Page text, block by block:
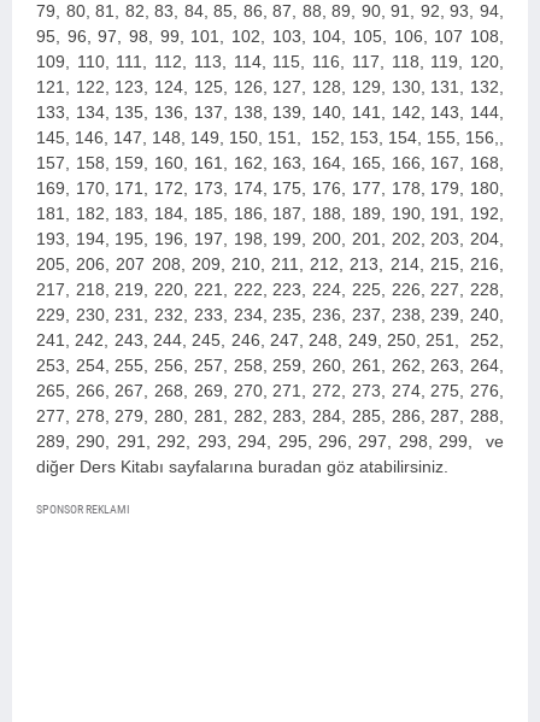
79, 80, 81, 82, 83, 84, 85, 86, 87, 88, 89, 90, 91, 92, 93, 94,
95, 96, 97, 98, 99, 101, 102, 103, 104, 105, 106, 107 108,
109, 110, 111, 112, 113, 114, 115, 116, 117, 118, 119, 120,
121, 122, 123, 124, 125, 126, 127, 128, 129, 130, 131, 132,
133, 134, 135, 136, 137, 138, 139, 140, 141, 142, 143, 144,
145, 146, 147, 148, 149, 150, 151, 152, 153, 154, 155, 156,,
157, 158, 159, 160, 161, 162, 163, 164, 165, 166, 167, 168,
169, 170, 171, 172, 173, 174, 175, 176, 177, 178, 179, 180,
181, 182, 183, 184, 185, 186, 187, 188, 189, 190, 191, 192,
193, 194, 195, 196, 197, 198, 199, 200, 201, 202, 203, 204,
205, 206, 207 208, 209, 210, 211, 212, 213, 214, 215, 216,
217, 218, 219, 220, 221, 222, 223, 224, 225, 226, 227, 228,
229, 230, 231, 232, 233, 234, 235, 236, 237, 238, 239, 240,
241, 242, 243, 244, 245, 246, 247, 248, 249, 250, 251, 252,
253, 254, 255, 256, 257, 258, 259, 260, 261, 262, 263, 264,
265, 266, 267, 268, 269, 270, 271, 272, 273, 274, 275, 276,
277, 278, 279, 280, 281, 282, 283, 284, 285, 286, 287, 288,
289, 290, 291, 292, 293, 294, 295, 296, 297, 298, 299,
ve
diğer Ders Kitabı sayfalarına buradan göz atabilirsiniz.
SPONSOR REKLAMI